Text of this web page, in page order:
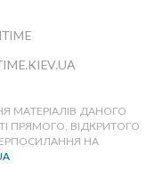
МАТЕРІАЛІВ ДАНОГО
ПРЯМОГО, ВІДКРИТОГО
НА